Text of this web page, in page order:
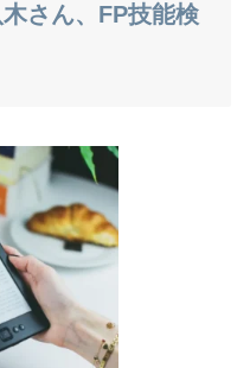
さん、FP技能検